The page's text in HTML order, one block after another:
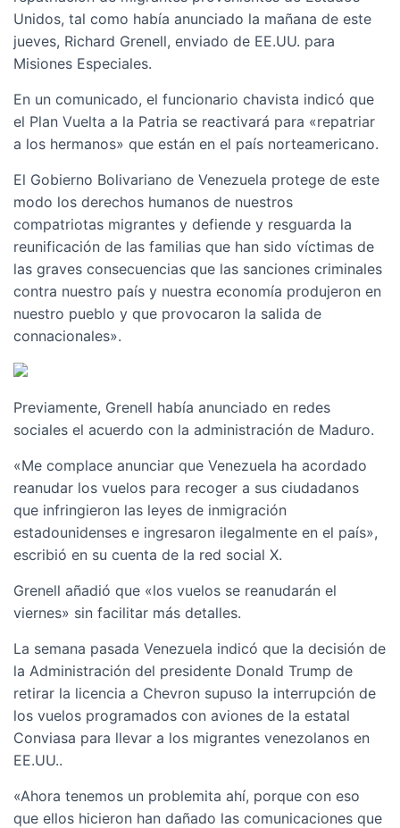
Unidos, tal como había anunciado la mañana de este
jueves, Richard Grenell, enviado de EE.UU. para
Misiones Especiales.
En un comunicado, el funcionario chavista indicó que
el Plan Vuelta a la Patria se reactivará para «repatriar
a los hermanos» que están en el país norteamericano.
El Gobierno Bolivariano de Venezuela protege de este
modo los derechos humanos de nuestros
compatriotas migrantes y defiende y resguarda la
reunificación de las familias que han sido víctimas de
las graves consecuencias que las sanciones criminales
contra nuestro país y nuestra economía produjeron en
nuestro pueblo y que provocaron la salida de
connacionales».
Previamente, Grenell había anunciado en redes
sociales el acuerdo con la administración de Maduro.
«Me complace anunciar que Venezuela ha acordado
reanudar los vuelos para recoger a sus ciudadanos
que infringieron las leyes de inmigración
estadounidenses e ingresaron ilegalmente en el país»,
escribió en su cuenta de la red social X.
Grenell añadió que «los vuelos se reanudarán el
viernes» sin facilitar más detalles.
La semana pasada Venezuela indicó que la decisión de
la Administración del presidente Donald Trump de
retirar la licencia a Chevron supuso la interrupción de
los vuelos programados con aviones de la estatal
Conviasa para llevar a los migrantes venezolanos en
EE.UU..
«Ahora tenemos un problemita ahí, porque con eso
que ellos hicieron han dañado las comunicaciones que